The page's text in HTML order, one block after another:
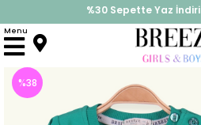
%30 Sepette Yaz
İndirimlere ek %10 İndirimi
Menu
Anasayfa Takımlar
%38